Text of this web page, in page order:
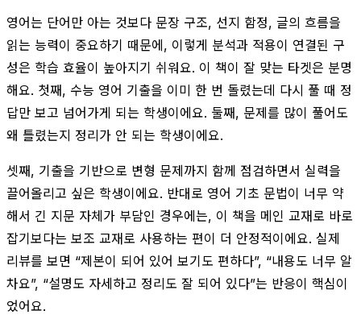
영어는 단어만 아는 것보다 문장 구조, 선지 함정, 글의 흐름을
읽는 능력이 중요하기 때문에, 이렇게 분석과 적용이 연결된 구
성은 학습 효율이 높아지기 쉬워요. 이 책이 잘 맞는 타겟은 분명
해요. 첫째, 수능 영어 기출을 이미 한 번 돌렸는데 다시 풀 때 정
답만 보고 넘어가게 되는 학생이에요. 둘째, 문제를 많이 풀어도
왜 틀렸는지 정리가 안 되는 학생이에요.
셋째, 기출을 기반으로 변형 문제까지 함께 점검하면서 실력을
끌어올리고 싶은 학생이에요. 반대로 영어 기초 문법이 너무 약
해서 긴 지문 자체가 부담인 경우에는, 이 책을 메인 교재로 바로
잡기보다는 보조 교재로 사용하는 편이 더 안정적이에요. 실제
리뷰를 보면 “제본이 되어 있어 보기도 편하다”, “내용도 너무 알
차요”, “설명도 자세하고 정리도 잘 되어 있다”는 반응이 핵심이
었어요.